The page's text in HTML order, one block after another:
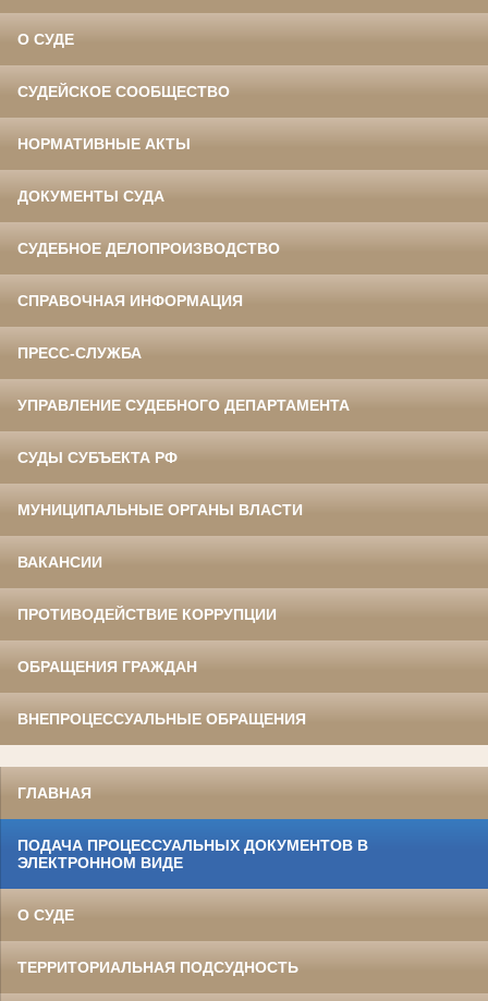
О СУДЕ
СУДЕЙСКОЕ СООБЩЕСТВО
НОРМАТИВНЫЕ АКТЫ
ДОКУМЕНТЫ СУДА
СУДЕБНОЕ ДЕЛОПРОИЗВОДСТВО
СПРАВОЧНАЯ ИНФОРМАЦИЯ
ПРЕСС-СЛУЖБА
УПРАВЛЕНИЕ СУДЕБНОГО ДЕПАРТАМЕНТА
СУДЫ СУБЪЕКТА РФ
МУНИЦИПАЛЬНЫЕ ОРГАНЫ ВЛАСТИ
ВАКАНСИИ
ПРОТИВОДЕЙСТВИЕ КОРРУПЦИИ
ОБРАЩЕНИЯ ГРАЖДАН
ВНЕПРОЦЕССУАЛЬНЫЕ ОБРАЩЕНИЯ
ГЛАВНАЯ
ПОДАЧА ПРОЦЕССУАЛЬНЫХ ДОКУМЕНТОВ В
ЭЛЕКТРОННОМ ВИДЕ
О СУДЕ
ТЕРРИТОРИАЛЬНАЯ ПОДСУДНОСТЬ